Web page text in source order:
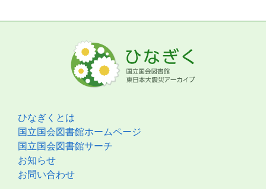
ひなぎくとは
国立国会図書館ホームページ
国立国会図書館サーチ
お知らせ
お問い合わせ